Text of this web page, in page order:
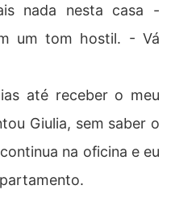
nada nesta casa -
um tom hostil. - Vá
até receber o meu
Giulia, sem saber o
na oficina e eu